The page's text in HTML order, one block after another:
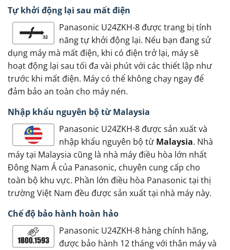
Tự khởi động lại sau mất điện
Panasonic U24ZKH-8 được trang bị tính
năng tự khởi động lại. Nếu bạn đang sử
dụng máy mà mất điện, khi có điện trở lại, máy sẽ
hoạt động lại sau tối đa vài phút với các thiết lập như
trước khi mất điện. Máy có thể không chạy ngay để
đảm bảo an toàn cho máy nén.
Nhập khẩu nguyên bộ từ Malaysia
Panasonic U24ZKH-8 được sản xuất và
nhập khẩu nguyên bộ từ Malaysia. Nhà
máy tại Malaysia cũng là nhà máy điều hòa lớn nhất
Đông Nam Á của Panasonic, chuyên cung cấp cho
toàn bộ khu vực. Phần lớn điều hòa Panasonic tại thị
trường Việt Nam đều được sản xuất tại nhà máy này.
Chế độ bảo hành hoàn hảo
Panasonic U24ZKH-8 hàng chính hãng,
được bảo hành 12 tháng với thân máy và